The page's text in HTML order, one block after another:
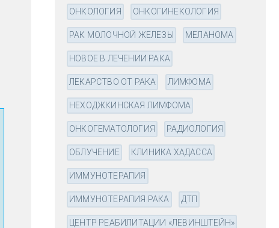
ОНКОЛОГИЯ ОНКОГИНЕКОЛОГИЯ
РАК МОЛОЧНОЙ ЖЕЛЕЗЫ МЕЛАНОМА
НОВОЕ В ЛЕЧЕНИИ РАКА
ЛЕКАРСТВО ОТ РАКА ЛИМФОМА
НЕХОДЖКИНСКАЯ ЛИМФОМА
ОНКОГЕМАТОЛОГИЯ РАДИОЛОГИЯ
ОБЛУЧЕНИЕ КЛИНИКА ХАДАССА
ИММУНОТЕРАПИЯ
ИММУНОТЕРАПИЯ РАКА ДТП
ЦЕНТР РЕАБИЛИТАЦИИ «ЛЕВИНШТЕЙН»